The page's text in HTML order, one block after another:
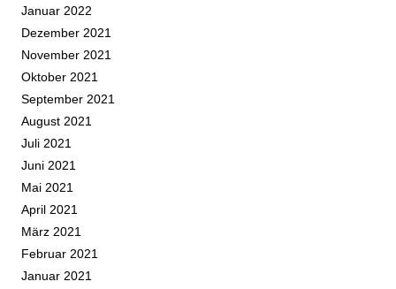
Januar 2022
Dezember 2021
November 2021
Oktober 2021
September 2021
August 2021
Juli 2021
Juni 2021
Mai 2021
April 2021
März 2021
Februar 2021
Januar 2021